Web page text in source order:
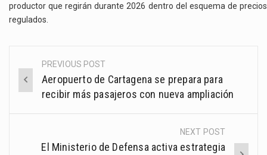
productor que regirán durante 2026 dentro del esquema de precios
regulados.
Post
navigation
PREVIOUS POST
Aeropuerto de Cartagena se prepara para
recibir más pasajeros con nueva ampliación
NEXT POST
El Ministerio de Defensa activa estrategia